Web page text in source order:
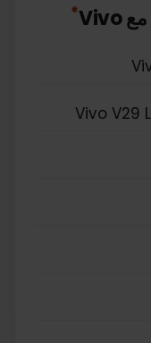
Vivo
*
Vivo